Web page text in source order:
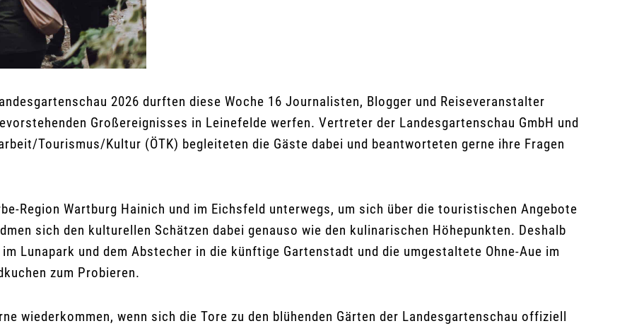
2026 durften diese Woche 16 Journalisten, Blogger und Reiseveranstalter
Großereignisses in Leinefelde werfen. Vertreter der Landesgartenschau GmbH und
Tourismus/Kultur (ÖTK) begleiteten die Gäste dabei und beantworteten gerne ihre Fragen
Region Wartburg Hainich und im Eichsfeld unterwegs, um sich über die touristischen Angebote
sich den kulturellen Schätzen dabei genauso wie den kulinarischen Höhepunkten. Deshalb
Lunapark und dem Abstecher in die künftige Gartenstadt und die umgestaltete Ohne-Aue im
zum Probieren.
wiederkommen, wenn sich die Tore zu den blühenden Gärten der Landesgartenschau offiziell